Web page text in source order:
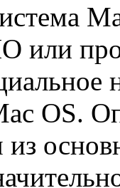
или
OS.
из